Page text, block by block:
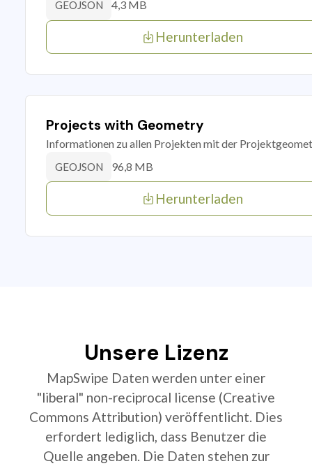
GEOJSON 4,3 MB
Herunterladen
Projects with Geometry
Informationen zu allen Projekten mit der
GEOJSON 96,8 MB
Herunterladen
Unsere Lizenz
MapSwipe Daten werden unter einer
"liberal" non-reciprocal license (Creative
Commons Attribution) veröffentlicht. Dies
erfordert lediglich, dass Benutzer die
Quelle angeben. Die Daten stehen zur